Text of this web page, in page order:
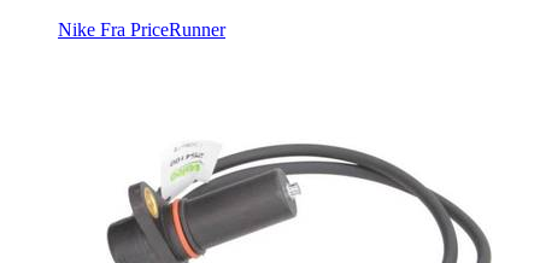
Nike Fra PriceRunner